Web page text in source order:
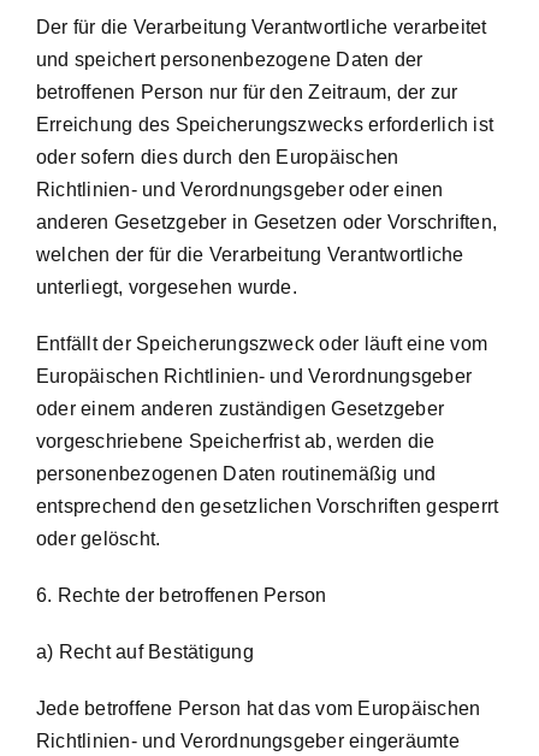
Der für die Verarbeitung Verantwortliche verarbeitet
und speichert personenbezogene Daten der
betroffenen Person nur für den Zeitraum, der zur
Erreichung des Speicherungszwecks erforderlich ist
oder sofern dies durch den Europäischen
Richtlinien- und Verordnungsgeber oder einen
anderen Gesetzgeber in Gesetzen oder Vorschriften,
welchen der für die Verarbeitung Verantwortliche
unterliegt, vorgesehen wurde.
Entfällt der Speicherungszweck oder läuft eine vom
Europäischen Richtlinien- und Verordnungsgeber
oder einem anderen zuständigen Gesetzgeber
vorgeschriebene Speicherfrist ab, werden die
personenbezogenen Daten routinemäßig und
entsprechend den gesetzlichen Vorschriften gesperrt
oder gelöscht.
6. Rechte der betroffenen Person
a) Recht auf Bestätigung
Jede betroffene Person hat das vom Europäischen
Richtlinien- und Verordnungsgeber eingeräumte